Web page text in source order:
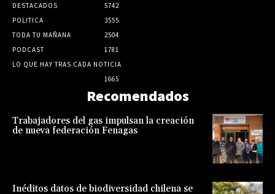
DESTACADOS
5742
POLITICA
3555
TODA TU MAÑANA
2504
PODCAST
1781
LO QUE HAY TRAS CADA NOTICIA
1665
Recomendados
Trabajadores del gas impulsan la creación
de nueva federación Fenagas
Inéditos datos de biodiversidad chilena se